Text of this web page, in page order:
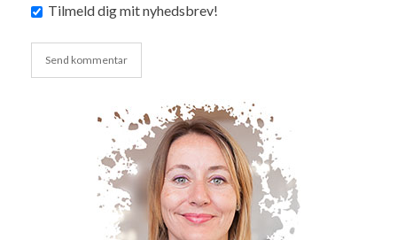
Tilmeld dig mit nyhedsbrev!